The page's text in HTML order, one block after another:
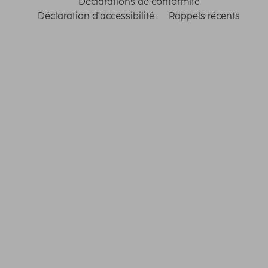
Déclaration d'accessibilité
Rappels récents